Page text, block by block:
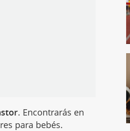
. Encontrarás en
para bebés.